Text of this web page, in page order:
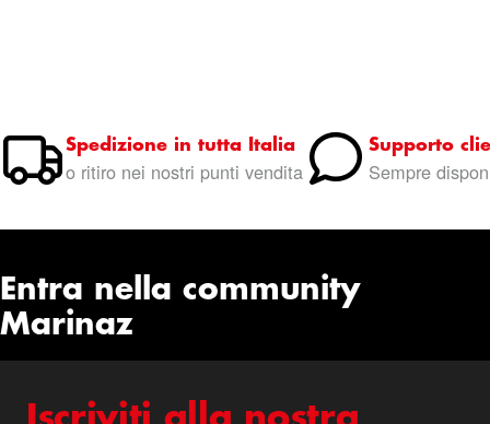
Spedizione in tutta Italia
o ritiro nei nostri punti vendita
Supporto
Sempre
Entra nella community
Marinaz